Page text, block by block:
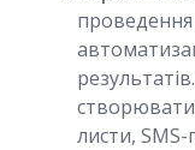
створювати
листи,